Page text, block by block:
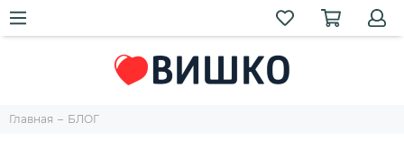
Главная БЛОГ